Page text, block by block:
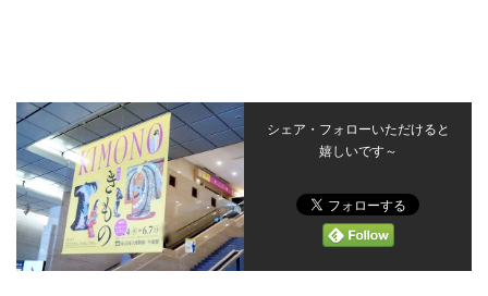
シェア・フォローいただけると
嬉しいです～